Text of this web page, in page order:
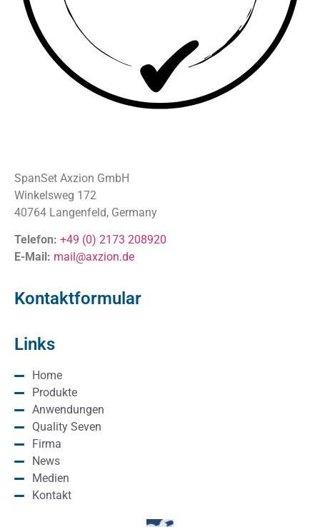
SpanSet Axzion GmbH
Winkelsweg 172
40764 Langenfeld, Germany
Telefon: +49 (0) 2173 208920
E-Mail: mail@axzion.de
Kontaktformular
Links
Home
Produkte
Anwendungen
Quality Seven
Firma
News
Medien
Kontakt